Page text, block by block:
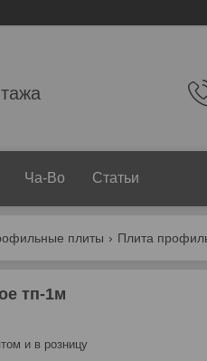
Ча-Во Статьи
плиты
тп-1м
и в розницу